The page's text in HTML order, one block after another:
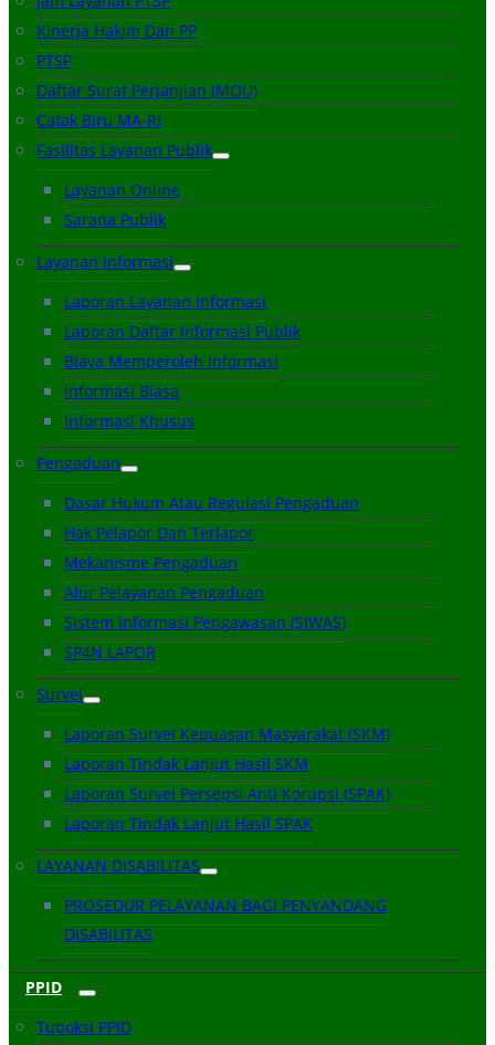
Kinerja Hakim Dan PP
PTSP
Daftar Surat Perjanjian (MOU)
Catak Biru MA-RI
Fasilitas Layanan Publik
Layanan Online
Sarana Publik
Layanan Informasi
Laporan Layanan Informasi
Laporan Daftar Informasi Publik
Biaya Memperoleh Informasi
Informasi Biasa
Informasi Khusus
Pengaduan
Dasar Hukum Atau Regulasi Pengaduan
Hak Pelapor Dan Terlapor
Mekanisme Pengaduan
Alur Pelayanan Pengaduan
Sistem Informasi Pengawasan (SIWAS)
SP4N LAPOR
Survei
Laporan Survei Kepuasan Masyarakat (SKM)
Laporan Tindak Lanjut Hasil SKM
Laporan Survei Persepsi Anti Korupsi (SPAK)
Laporan Tindak Lanjut Hasil SPAK
LAYANAN DISABILITAS
PROSEDUR PELAYANAN BAGI PENYANDANG
DISABILITAS
PPID
Tupoksi PPID